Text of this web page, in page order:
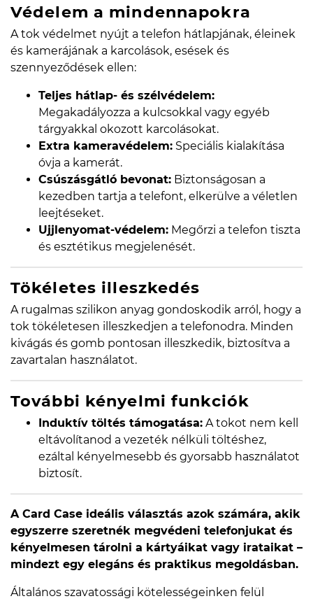
Védelem a mindennapokra
A tok védelmet nyújt a telefon hátlapjának, éleinek
és kamerájának a karcolások, esések és
szennyeződések ellen:
Teljes hátlap- és szélvédelem:
Megakadályozza a kulcsokkal vagy egyéb
tárgyakkal okozott karcolásokat.
Extra kameravédelem: Speciális kialakítása
óvja a kamerát.
Csúszásgátló bevonat: Biztonságosan a
kezedben tartja a telefont, elkerülve a véletlen
leejtéseket.
Ujjlenyomat-védelem: Megőrzi a telefon tiszta
és esztétikus megjelenését.
Tökéletes illeszkedés
A rugalmas szilikon anyag gondoskodik arról, hogy a
tok tökéletesen illeszkedjen a telefonodra. Minden
kivágás és gomb pontosan illeszkedik, biztosítva a
zavartalan használatot.
További kényelmi funkciók
Induktív töltés támogatása: A tokot nem kell
eltávolítanod a vezeték nélküli töltéshez,
ezáltal kényelmesebb és gyorsabb használatot
biztosít.
A Card Case ideális választás azok számára, akik
egyszerre szeretnék megvédeni telefonjukat és
kényelmesen tárolni a kártyáikat vagy irataikat –
mindezt egy elegáns és praktikus megoldásban.
Általános szavatossági kötelességeinken felül